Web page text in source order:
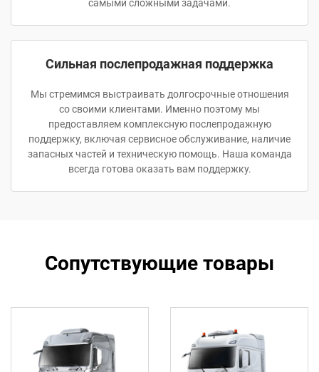
самыми сложными задачами.
Сильная послепродажная поддержка
Мы стремимся выстраивать долгосрочные отношения
со своими клиентами. Именно поэтому мы
предоставляем комплексную послепродажную
поддержку, включая сервисное обслуживание, наличие
запасных частей и техническую помощь. Наша команда
всегда готова оказать вам поддержку.
Сопутствующие товары